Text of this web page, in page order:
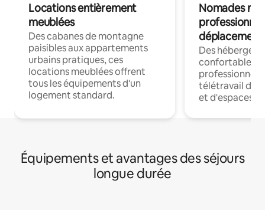
Locations entièrement
meublées
Des cabanes de montagne
paisibles aux appartements
urbains pratiques, ces
locations meublées offrent
tous les équipements d'un
logement standard.
Nomades
déplacement
Des
confortables
professionnels
télétravail
et d'espaces
Équipements et avantages des séjours
longue durée